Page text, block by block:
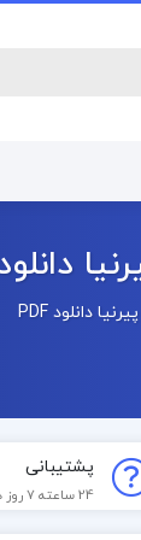
کتاب رشته
پشتیبانی
24 ساعته 7 روز هفته